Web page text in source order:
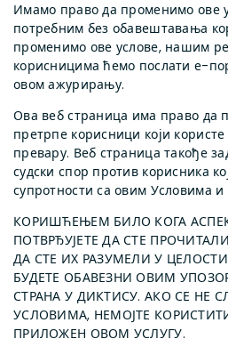
Имамо право да променимо ове
потребним без обавештавања
променимо ове услове, нашим
корисницима ћемо послати е-
овом ажурирању.
Ова веб страница има право да
претрпе корисници који
превару. Веб страница такође
судски спор против корисника
супротности са овим Условима и
КОРИШЋЕЊЕМ БИЛО КОГА
ПОТВРЂУЈЕТЕ ДА СТЕ
ДА СТЕ ИХ РАЗУМЕЛИ У
БУДЕТЕ ОБАВЕЗНИ ОВИМ
СТРАНА У ДИКТИСУ. АКО СЕ НЕ
УСЛОВИМА, НЕМОЈТЕ
ПРИЛОЖЕН ОВОМ УСЛУГУ.